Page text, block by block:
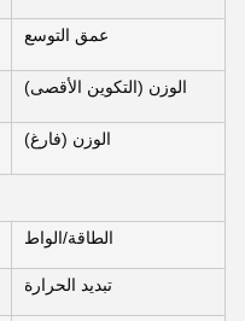
عمق التوسع
الوزن (التكوين الأقصى)
الوزن (فارغ)
الطاقة/الواط
تبديد الحرارة